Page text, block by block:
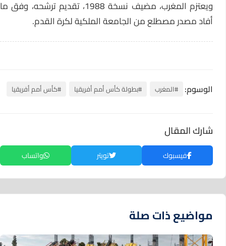
ويعتزم المغرب، مضيف نسخة 1988، تقديم ترشحه، وفق ما
أفاد مصدر مصطلع من الجامعة الملكية لكرة القدم.
الوسوم: #المغرب #بطولة كأس أمم أفريقيا #كأس أمم أفريقيا
شارك المقال
فيسبوك تويتر واتساب
مواضيع ذات صلة